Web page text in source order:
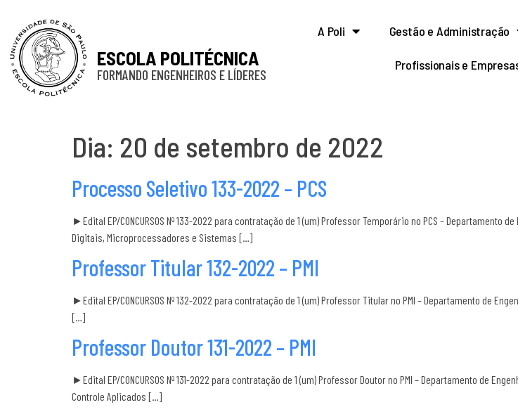
ESCOLA POLITÉCNICA
FORMANDO ENGENHEIROS E LÍDERES
A Poli Gestão e Administração
Profissionais e
Dia: 20 de setembro de 2022
Processo Seletivo 133-2022 – PCS
►Edital EP/CONCURSOS Nº 133-2022 para contratação de 1 (um) Professor Temporário no PCS –
Digitais, Microprocessadores e Sistemas […]
Professor Titular 132-2022 – PMI
►Edital EP/CONCURSOS Nº 132-2022 para contratação de 1 (um) Professor Titular no PMI – Departamento de
[…]
Professor Doutor 131-2022 – PMI
►Edital EP/CONCURSOS Nº 131-2022 para contratação de 1 (um) Professor Doutor no PMI – Departamento de
Controle Aplicados […]